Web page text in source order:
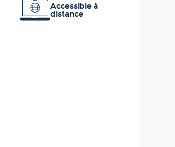
Accessible à
distance